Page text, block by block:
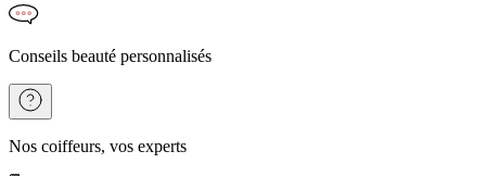
Conseils beauté personnalisés
Nos coiffeurs, vos experts